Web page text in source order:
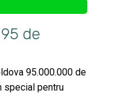
de
95.000.000 de
special pentru